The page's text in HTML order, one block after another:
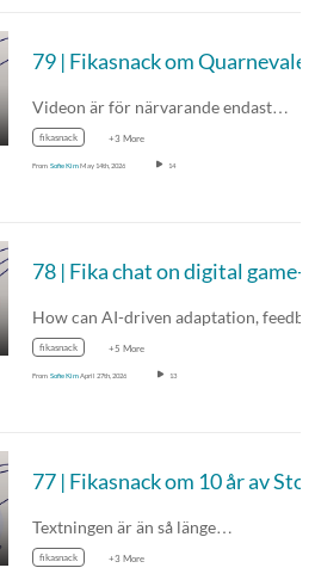
Videon är för närvarande endast…
fikasnack +3 More
From Sofie KimMay 14th, 2026 14
fikasnack +5 More
From Sofie KimApril 27th, 2026 13
Textningen är än så länge…
fikasnack +3 More